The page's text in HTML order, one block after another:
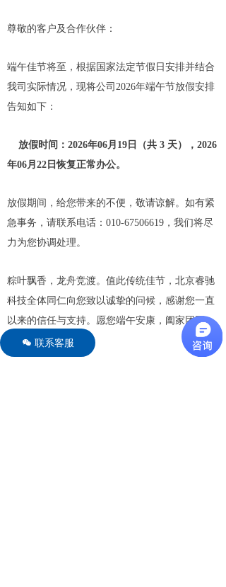
尊敬的客户及合作伙伴：
端午佳节将至，根据国家法定节假日安排并结合
我司实际情况，现将公司2026年端午节放假安排
告知如下：
放假时间：2026年06月19日（共 3 天），2026
年06月22日恢复正常办公。
放假期间，给您带来的不便，敬请谅解。如有紧
急事务，请联系电话：010-67506619，我们将尽
力为您协调处理。
粽叶飘香，龙舟竞渡。值此传统佳节，北京睿驰
科技全体同仁向您致以诚挚的问候，感谢您一直
以来的信任与支持。愿您端午安康，阖家团圆，
万事顺遂！
너 联系客服